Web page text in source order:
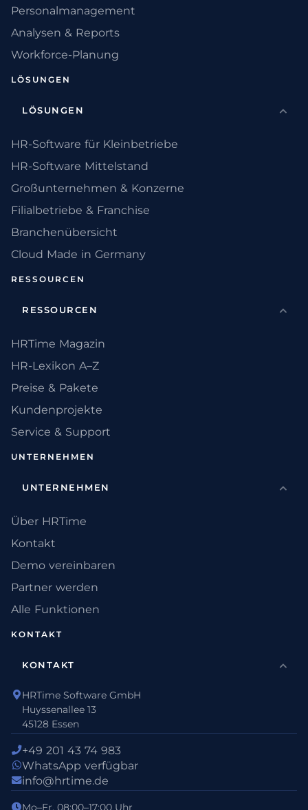
Personalmanagement
Analysen & Reports
Workforce-Planung
LÖSUNGEN
LÖSUNGEN
HR-Software für Kleinbetriebe
HR-Software Mittelstand
Großunternehmen & Konzerne
Filialbetriebe & Franchise
Branchenübersicht
Cloud Made in Germany
RESSOURCEN
RESSOURCEN
HRTime Magazin
HR-Lexikon A–Z
Preise & Pakete
Kundenprojekte
Service & Support
UNTERNEHMEN
UNTERNEHMEN
Über HRTime
Kontakt
Demo vereinbaren
Partner werden
Alle Funktionen
KONTAKT
KONTAKT
HRTime Software GmbH
Huyssenallee 13
45128 Essen
+49 201 43 74 983
WhatsApp verfügbar
info@hrtime.de
Mo–Fr, 08:00–17:00 Uhr